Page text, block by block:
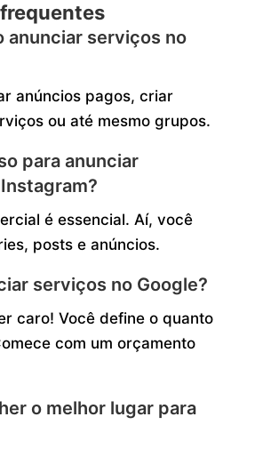
anunciar serviços no
anúncios pagos, criar
ou até mesmo grupos.
para anunciar
é essencial. Aí, você
posts e anúncios.
serviços no Google?
caro! Você define o quanto
com um orçamento
o melhor lugar para